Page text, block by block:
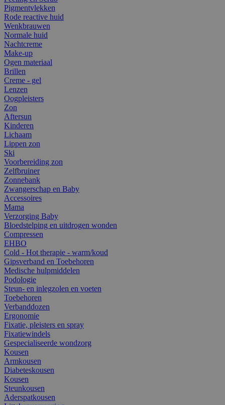
Pigmentvlekken
Rode reactive huid
Wenkbrauwen
Normale huid
Nachtcreme
Make-up
Ogen materiaal
Brillen
Creme - gel
Lenzen
Oogpleisters
Zon
Aftersun
Kinderen
Lichaam
Lippen zon
Ski
Voorbereiding zon
Zelfbruiner
Zonnebank
Zwangerschap en Baby
Accessoires
Mama
Verzorging Baby
Bloedstelping en uitdrogen wonden
Compressen
EHBO
Cold - Hot therapie - warm/koud
Gipsverband en Toebehoren
Medische hulpmiddelen
Podologie
Steun- en inlegzolen en voeten
Toebehoren
Verbanddozen
Ergonomie
Fixatie, pleisters en spray
Fixatiewindels
Gespecialiseerde wondzorg
Kousen
Armkousen
Diabeteskousen
Kousen
Steunkousen
Aderspatkousen